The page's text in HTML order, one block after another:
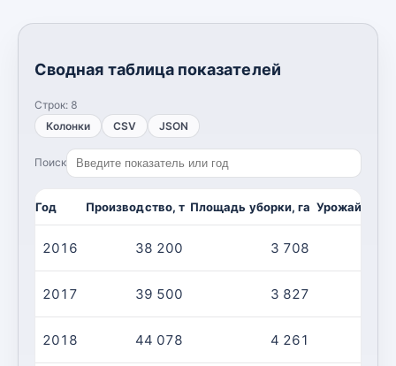
Сводная таблица показателей
Строк: 8
Колонки
CSV JSON
Поиск
Год Производство, т Площадь уборки, га
2016 38 200 3 708
2017 39 500 3 827
2018 44 078 4 261